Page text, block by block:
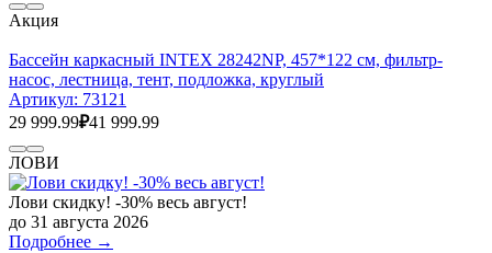
Акция
Бассейн каркасный INTEX 28242NP, 457*122 см, фильтр-
насос, лестница, тент, подложка, круглый
Артикул: 73121
29 999.99₽41 999.99
ЛОВИ
Лови скидку! -30% весь август!
до 31 августа 2026
Подробнее →